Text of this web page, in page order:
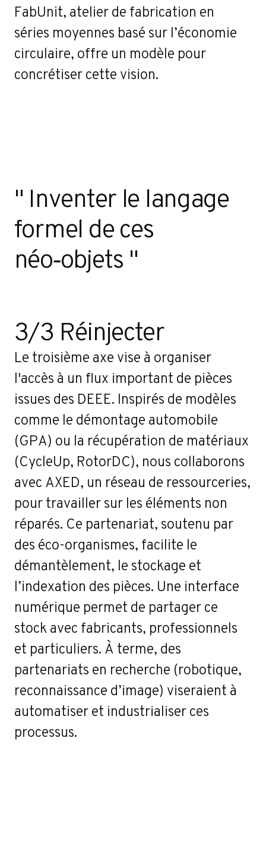
FabUnit, atelier de fabrication en
séries moyennes basé sur l’économie
circulaire, offre un modèle pour
concrétiser cette vision.
" Inventer le langage
formel de ces
néo‑objets "
3/3 Réinjecter
Le troisième axe vise à organiser
l'accès à un flux important de pièces
issues des DEEE. Inspirés de modèles
comme le démontage automobile
(GPA) ou la récupération de matériaux
(CycleUp, RotorDC), nous collaborons
avec AXED, un réseau de ressourceries,
pour travailler sur les éléments non
réparés. Ce partenariat, soutenu par
des éco-organismes, facilite le
démantèlement, le stockage et
l’indexation des pièces. Une interface
numérique permet de partager ce
stock avec fabricants, professionnels
et particuliers. À terme, des
partenariats en recherche (robotique,
reconnaissance d’image) viseraient à
automatiser et industrialiser ces
processus.